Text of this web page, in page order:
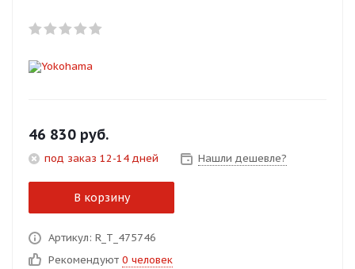
46 830 руб.
под заказ 12-14 дней Нашли дешевле?
В корзину
Артикул: R_T_475746
Рекомендуют 0 человек
Оплачивайте сегодня только
Оставшиеся 75
% будут
списыватьсяс вашей карты
25%каждые 2 недели